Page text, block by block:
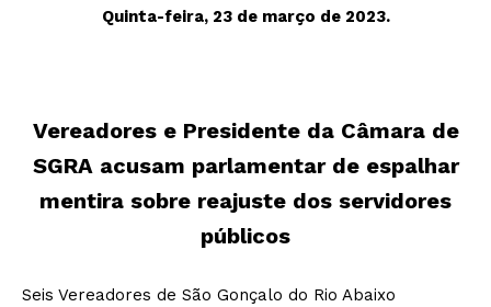
Quinta-feira, 23 de março de 2023.
Vereadores e Presidente da Câmara de
SGRA acusam parlamentar de espalhar
mentira sobre reajuste dos servidores
públicos
Seis Vereadores de São Gonçalo do Rio Abaixo